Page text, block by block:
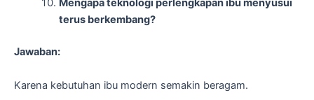
Mengapa teknologi perlengkapan ibu menyusui
terus berkembang?
Jawaban:
Karena kebutuhan ibu modern semakin beragam.